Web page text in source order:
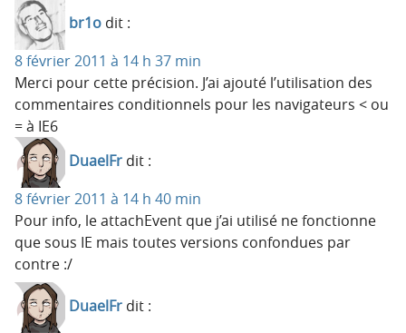
br1o dit :
8 février 2011 à 14 h 37 min
Merci pour cette précision. J’ai ajouté l’utilisation des
commentaires conditionnels pour les navigateurs < ou
= à IE6
DuaelFr dit :
8 février 2011 à 14 h 40 min
Pour info, le attachEvent que j’ai utilisé ne fonctionne
que sous IE mais toutes versions confondues par
contre :/
DuaelFr dit :